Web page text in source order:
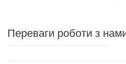
Переваги роботи з